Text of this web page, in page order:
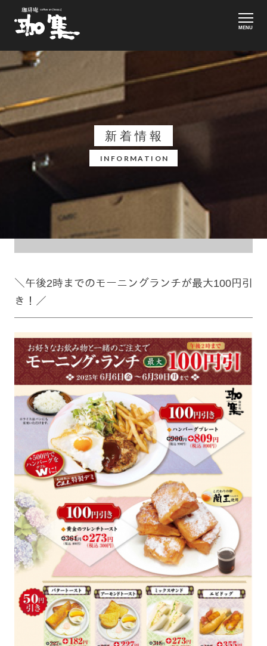
MENU
新着情報
INFORMATION
＼午後2時までのモーニングランチが最大100円引
き！／